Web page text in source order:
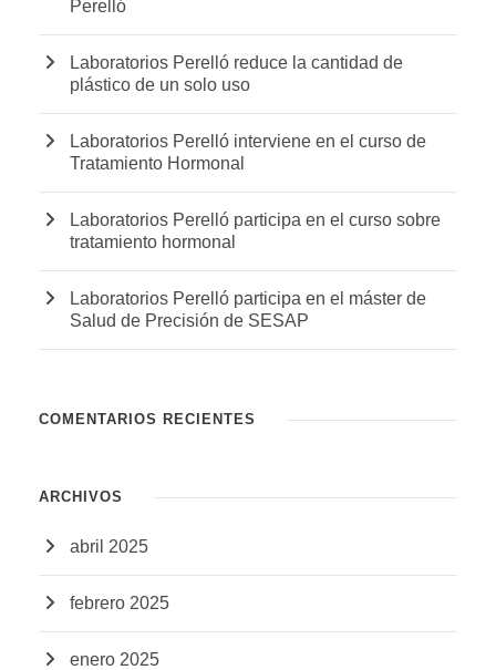
Perelló
Laboratorios Perelló reduce la cantidad de
plástico de un solo uso
Laboratorios Perelló interviene en el curso de
Tratamiento Hormonal
Laboratorios Perelló participa en el curso sobre
tratamiento hormonal
Laboratorios Perelló participa en el máster de
Salud de Precisión de SESAP
COMENTARIOS RECIENTES
ARCHIVOS
abril 2025
febrero 2025
enero 2025